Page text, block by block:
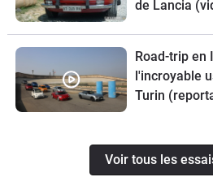
de Lancia
Road-trip en
l'incroyable
Turin
Voir tous les